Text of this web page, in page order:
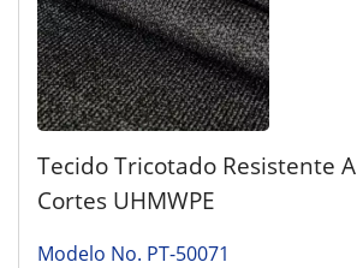
Tecido Tricotado Resistente A
Cortes UHMWPE
Modelo No. PT-50071